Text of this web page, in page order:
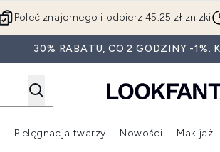
Przejdź
Poleć znajomego i odbierz 45.25 zł zniżki
30% RABATU, CO 2 GODZINY -1%.
Wejdź do podmenu (Beauty Box)
Wejdź do podmenu (Marki)
Pielęgnacja twarzy Nowości Makijaż